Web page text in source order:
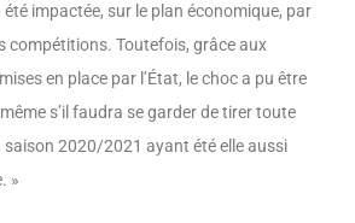
impactée, sur le plan économique, par
compétitions. Toutefois, grâce aux
en place par l’État, le choc a pu être
s’il faudra se garder de tirer toute
2020/2021 ayant été elle aussi
»